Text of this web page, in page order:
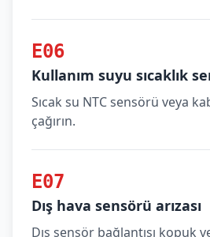
E06
Kullanım suyu sıcaklık
Sıcak su NTC sensörü veya
çağırın.
E07
Dış hava sensörü arızası
Dış sensör bağlantısı kopuk